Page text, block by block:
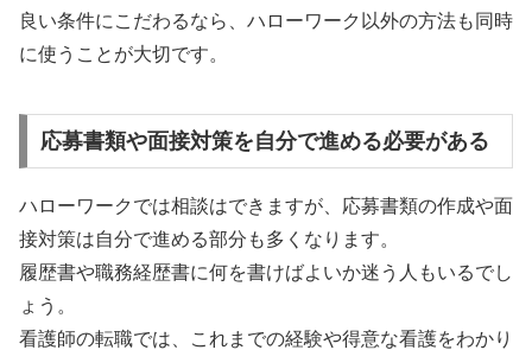
良い条件にこだわるなら、ハローワーク以外の方法も同時
に使うことが大切です。
応募書類や面接対策を自分で進める必要がある
ハローワークでは相談はできますが、応募書類の作成や面
接対策は自分で進める部分も多くなります。
履歴書や職務経歴書に何を書けばよいか迷う人もいるでし
ょう。
看護師の転職では、これまでの経験や得意な看護をわかり